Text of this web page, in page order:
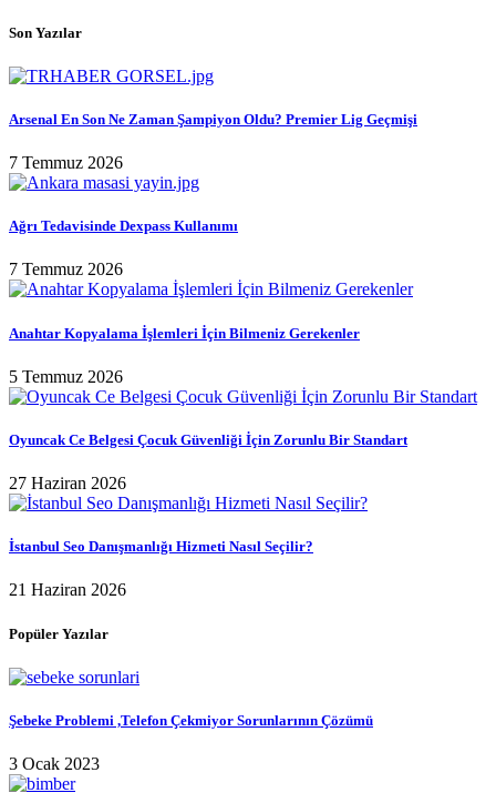
Son Yazılar
Arsenal En Son Ne Zaman Şampiyon Oldu? Premier Lig Geçmişi
7 Temmuz 2026
Ağrı Tedavisinde Dexpass Kullanımı
7 Temmuz 2026
Anahtar Kopyalama İşlemleri İçin Bilmeniz Gerekenler
5 Temmuz 2026
Oyuncak Ce Belgesi Çocuk Güvenliği İçin Zorunlu Bir Standart
27 Haziran 2026
İstanbul Seo Danışmanlığı Hizmeti Nasıl Seçilir?
21 Haziran 2026
Popüler Yazılar
Şebeke Problemi ,Telefon Çekmiyor Sorunlarının Çözümü
3 Ocak 2023